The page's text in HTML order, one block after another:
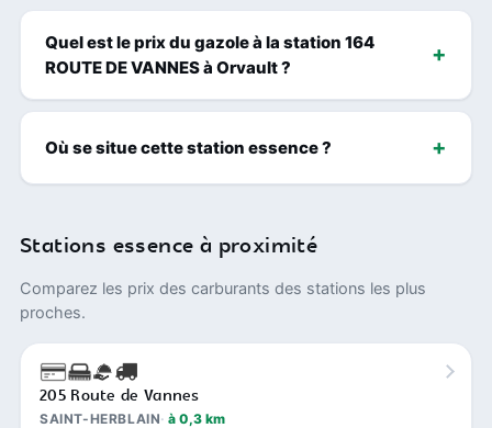
Quel est le prix du gazole à la station 164
ROUTE DE VANNES à Orvault ?
Où se situe cette station essence ?
Stations essence à proximité
Comparez les prix des carburants des stations les plus
proches.
205 Route de Vannes
SAINT-HERBLAIN à 0,3 km